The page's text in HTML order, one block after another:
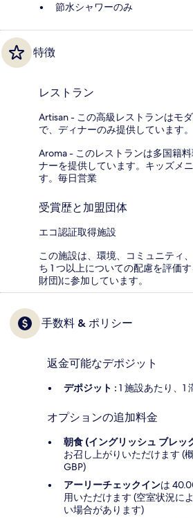
節水シャワーのみ
特徴
レストラン
Artisan - この高級レストランはモ
で、ディナーのみ提供しています
Aroma - このレストランは多国籍
ナーを提供しています。キッズメ
す。毎日営業
受賞歴と加盟団体
エコ認証取得施設
この施設は、環境、コミュニティ
ち 1 つ以上についての配慮を評価
財団)に参加しています。
手数料 & ポリシー
返金可能なデポジット
デポジット : 1 施設あたり、1
オプションの追加料金
朝食 (イングリッシュ ブレッ
お召し上がりいただけます (
GBP)
アーリーチェックインは
用いただけます (空室状況に
い場合があります)